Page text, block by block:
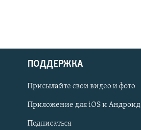
Українською
Qırımtatar
ПРИСОЕДИНЯЙТЕСЬ!
ПОДДЕРЖКА
Присылайте свои видео и фото
Приложение для iOS и Андроид
Подписаться